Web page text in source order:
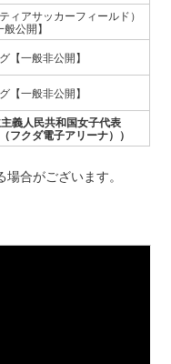
ィアサッカーフィールド）
般公開】
【一般非公開】
【一般非公開】
義人民共和国女子代表
フクダ電子アリーナ））
合がございます。